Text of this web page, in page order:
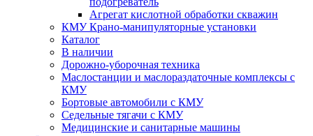
Агрегат кислотной обработки скважин
КМУ Крано-манипуляторные установки
Каталог
В наличии
Дорожно-уборочная техника
Маслостанции и маслораздаточные комплексы с
КМУ
Бортовые автомобили с КМУ
Седельные тягачи с КМУ
Медицинские и санитарные машины